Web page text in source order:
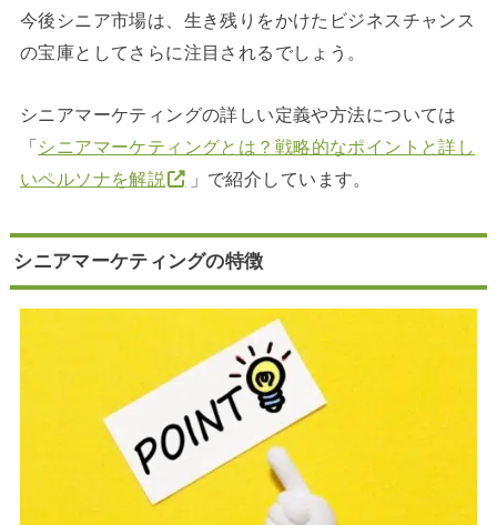
今後シニア市場は、生き残りをかけたビジネスチャンス
の宝庫としてさらに注目されるでしょう。
シニアマーケティングの詳しい定義や方法については
「シニアマーケティングとは？戦略的なポイントと詳し
いペルソナを解説
」で紹介しています。
シニアマーケティングの特徴